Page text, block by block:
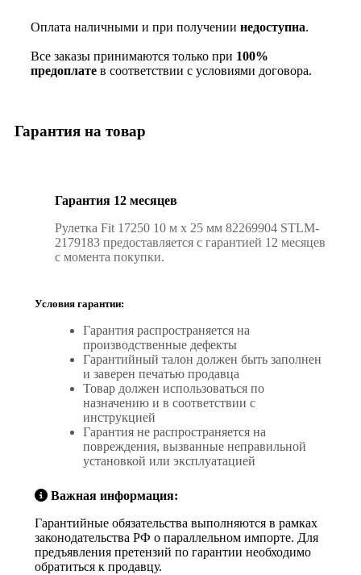
Оплата наличными и при получении недоступна.
Все заказы принимаются только при 100%
предоплате в соответствии с условиями договора.
Гарантия на товар
Гарантия 12 месяцев
Рулетка Fit 17250 10 м x 25 мм 82269904 STLM-
2179183 предоставляется с гарантией 12 месяцев
с момента покупки.
Условия гарантии:
Гарантия распространяется на
производственные дефекты
Гарантийный талон должен быть заполнен
и заверен печатью продавца
Товар должен использоваться по
назначению и в соответствии с
инструкцией
Гарантия не распространяется на
повреждения, вызванные неправильной
установкой или эксплуатацией
Важная информация:
Гарантийные обязательства выполняются в рамках
законодательства РФ о параллельном импорте. Для
предъявления претензий по гарантии необходимо
обратиться к продавцу.